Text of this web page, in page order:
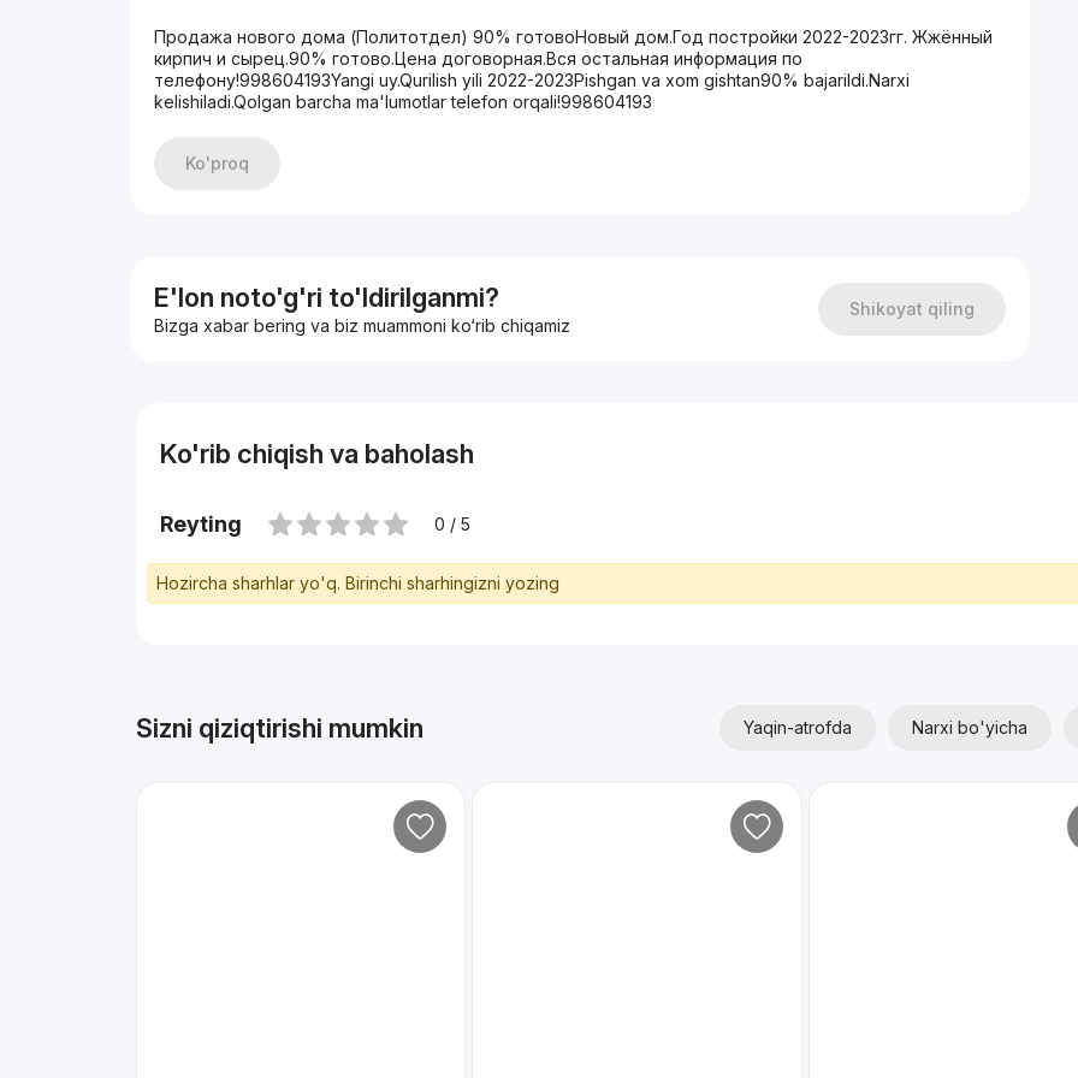
Продажа нового дома (Политотдел) 90% готовоНовый дом.Год постройки 2022-2023гг. Жжённый
кирпич и сырец.90% готово.Цена договорная.Вся остальная информация по
телефону!998604193Yangi uy.Qurilish yili 2022-2023Pishgan va xom gishtan90% bajarildi.Narxi
kelishiladi.Qolgan barcha ma'lumotlar telefon orqali!998604193
Ko'proq
E'lon noto'g'ri to'ldirilganmi?
Bizga xabar bering va biz muammoni ko‘rib chiqamiz
Shikoyat qiling
Ko'rib chiqish va baholash
Reyting 0 / 5
Hozircha sharhlar yo'q. Birinchi sharhingizni yozing
Sizni qiziqtirishi mumkin Yaqin-atrofda Narxi bo'yicha